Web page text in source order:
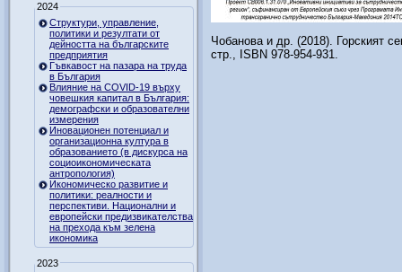
2024
Структури, управление,
политики и резултати от
дейността на българските
предприятия
Гъвкавост на пазара на труда
в България
Влияние на COVID-19 върху
човешкия капитал в България:
демографски и образователни
измерения
Иновационен потенциал и
организационна култура в
образованието (в дискурса на
социоикономическата
антропология)
Икономическо развитие и
политики: реалности и
перспективи. Национални и
европейски предизвикателства
на прехода към зелена
икономика
2023
Чобанова и др. (2018). Горският
стр., ISBN 978-954-931.